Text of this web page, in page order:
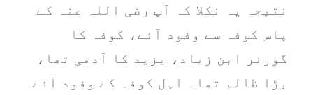
نتیجہ یہ نکلا کہ آپ رضی اللہ عنہ کے
پاس کوفہ سے وفود آئے، کوفہ کا
گورنر ابن زیاد، یزید کا آدمی تھا،
بڑا ظالم تھا۔ اہل کوفہ کے وفود آئے